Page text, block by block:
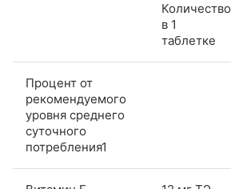
Количество
в 1
таблетке
Процент от
рекомендуемого
уровня среднего
суточного
потребления1